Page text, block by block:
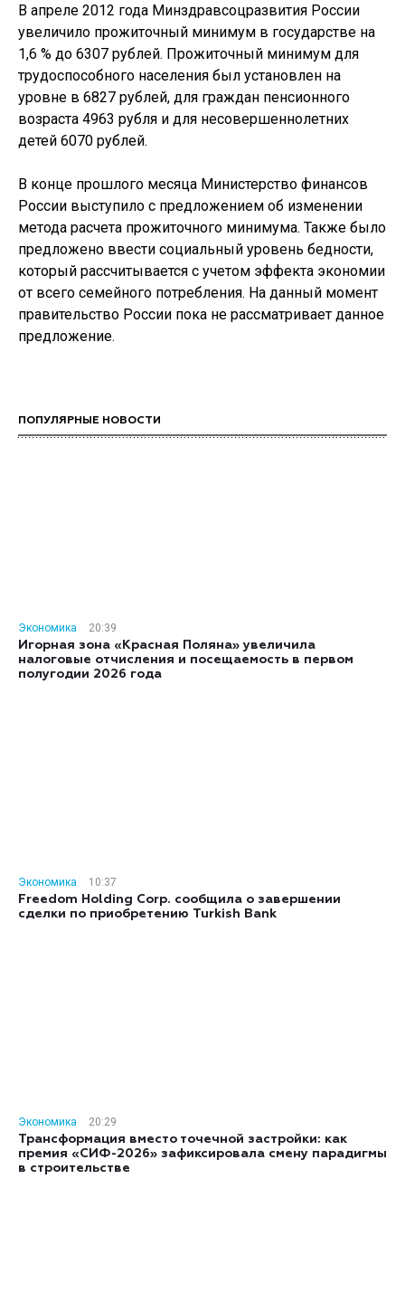
В апреле 2012 года Минздравсоцразвития России
увеличило прожиточный минимум в государстве на
1,6 % до 6307 рублей. Прожиточный минимум для
трудоспособного населения был установлен на
уровне в 6827 рублей, для граждан пенсионного
возраста 4963 рубля и для несовершеннолетних
детей 6070 рублей.
В конце прошлого месяца Министерство финансов
России выступило с предложением об изменении
метода расчета прожиточного минимума. Также было
предложено ввести социальный уровень бедности,
который рассчитывается с учетом эффекта экономии
от всего семейного потребления. На данный момент
правительство России пока не рассматривает данное
предложение.
ПОПУЛЯРНЫЕ НОВОСТИ
Экономика
20:39
Игорная зона «Красная Поляна» увеличила
налоговые отчисления и посещаемость в первом
полугодии 2026 года
Экономика
10:37
Freedom Holding Corp. сообщила о завершении
сделки по приобретению Turkish Bank
Экономика
20:29
Трансформация вместо точечной застройки: как
премия «СИФ-2026» зафиксировала смену парадигмы
в строительстве